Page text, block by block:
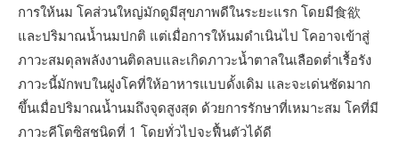
การให้นม โคส่วนใหญ่มักดูมีสุขภาพดีในระยะแรก โดยมี食欲
และปริมาณน้ำนมปกติ แต่เมื่อการให้นมดำเนินไป โคอาจเข้าสู่
ภาวะสมดุลพลังงานติดลบและเกิดภาวะน้ำตาลในเลือดต่ำเรื้อรัง
ภาวะนี้มักพบในฝูงโคที่ให้อาหารแบบดั้งเดิม และจะเด่นชัดมาก
ขึ้นเมื่อปริมาณน้ำนมถึงจุดสูงสุด ด้วยการรักษาที่เหมาะสม โคที่มี
ภาวะคีโตซิสชนิดที่ 1 โดยทั่วไปจะฟื้นตัวได้ดี